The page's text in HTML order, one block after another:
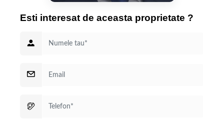
Esti interesat de aceasta proprietate ?